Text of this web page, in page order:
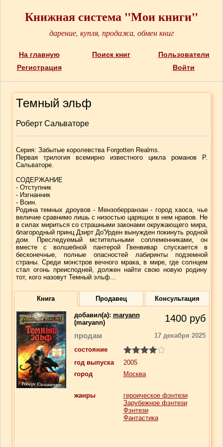
Книжная система "Мои книги"
дарение, купля, продажа, обмен книг
На главную Поиск книг
Пользователи
Регистрация
Войти
Темный эльф
Роберт Сальваторе
Серия: Забытые королевства Forgotten Realms.
Первая трилогия всемирно известного цикла романов Р.
Сальваторе.
СОДЕРЖАНИЕ
- Отступник
- Изгнанник
- Воин.
Родина темных дроувов - Мензоберранзан - город хаоса, чье
величие сравнимо лишь с низостью царящих в нем нравов. Не
в силах мириться со страшными законами окружающего мира,
благородный принц Дзирт До'Урден вынужден покинуть родной
дом. Преследуемый мстительными соплеменниками, он
вместе с волшебной пантерой Гвенвивар спускается в
бесконечные, полные опасностей лабиринты подземной
страны. Среди монстров вечного мрака, в мире, где солнцем
стал огонь преисподней, должен найти свою новую родину
тот, кого назовут Темный эльф...
Книга Продавец Консультация
добавил(a): maryann
(maryann)
1400 руб
продам
17 декабря 2025
состояние
год выпуска
2005
город
Москва
жанры
героическое фэнтези
Зарубежное фэнтези
Фэнтези
Фантастика